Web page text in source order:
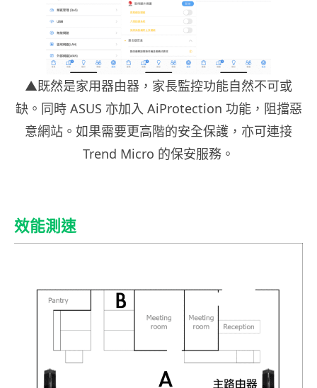
▲既然是家用器由器，家長監控功能自然不可或
缺。同時 ASUS 亦加入 AiProtection 功能，阻擋惡
意網站。如果需要更高階的安全保護，亦可連接
Trend Micro 的保安服務。
效能測速